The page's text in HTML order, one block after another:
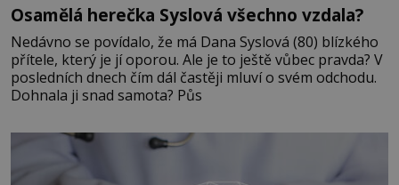
Osamělá herečka Syslová všechno vzdala?
Nedávno se povídalo, že má Dana Syslová (80) blízkého
přítele, který je jí oporou. Ale je to ještě vůbec pravda? V
posledních dnech čím dál častěji mluví o svém odchodu.
Dohnala ji snad samota? Půs